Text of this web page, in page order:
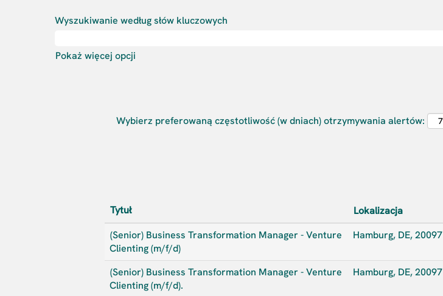
Wyszukiwanie według słów kluczowych
Pokaż więcej opcji
Wybierz preferowaną częstotliwość (w dniach) otrzymywania alertów:
Tytuł Lokalizacja
(Senior) Business Transformation Manager - Venture
Clienting (m/f/d)
Hamburg, DE, 20097
(Senior) Business Transformation Manager - Venture
Clienting (m/f/d).
Hamburg, DE, 20097